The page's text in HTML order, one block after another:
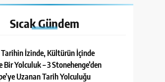
SıcakGündem
İzinde, Kültürün İçinde
Bir Yolculuk – 3 Stonehenge’den
Uzanan Tarih Yolculuğu